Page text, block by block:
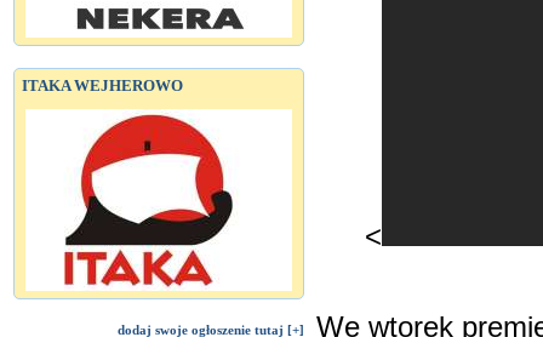
ITAKA WEJHEROWO
dodaj swoje ogłoszenie tutaj [+]
<
We wtorek